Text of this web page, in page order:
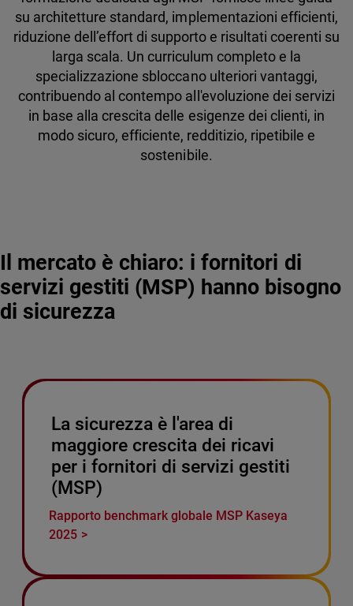
su architetture standard, implementazioni efficienti,
riduzione dell’effort di supporto e risultati coerenti su
larga scala. Un curriculum completo e la
specializzazione sbloccano ulteriori vantaggi,
contribuendo al contempo all'evoluzione dei servizi
in base alla crescita delle esigenze dei clienti, in
modo sicuro, efficiente, redditizio, ripetibile e
sostenibile.
Il mercato è chiaro: i fornitori di
servizi gestiti (MSP) hanno bisogno
di sicurezza
La sicurezza è l'area di
maggiore crescita dei ricavi
per i fornitori di servizi gestiti
(MSP)
Rapporto benchmark globale MSP Kaseya
2025